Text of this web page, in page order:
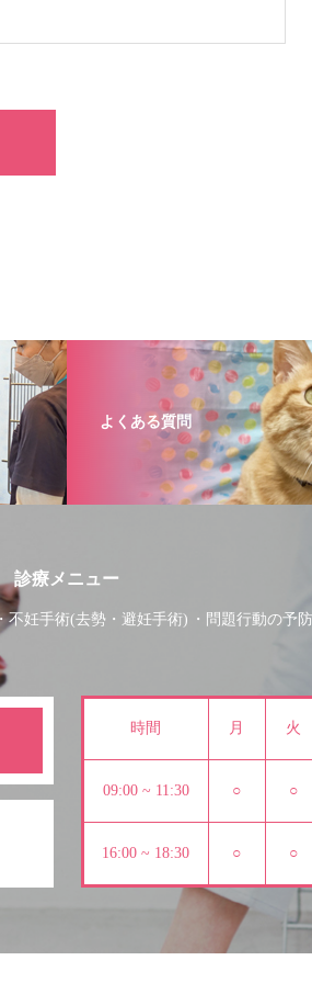
よくある質問
診療メニュー
不妊手術(去勢・避妊手術) 問題行動の予防
時間 月 火
09:00 ~ 11:30 ○ ○
16:00 ~ 18:30 ○ ○